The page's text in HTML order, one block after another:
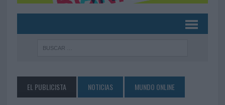
EL PUBLICISTA NOTICIAS MUNDO ONLINE